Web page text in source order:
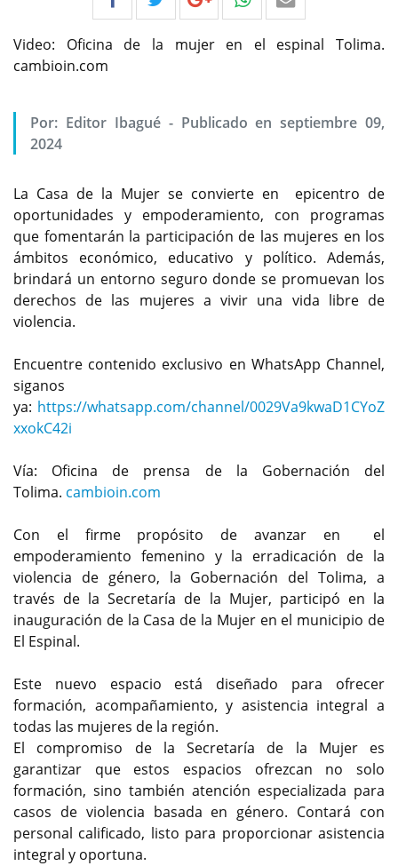
Video: Oficina de la mujer en el espinal Tolima.
cambioin.com
Por: Editor Ibagué- Publicado en septiembre 09,
2024
La Casa de la Mujer se convierte en epicentro de
oportunidades y empoderamiento, con programas
que fomentarán la participación de las mujeres en los
ámbitos económico, educativo y político. Además,
brindará un entorno seguro donde se promuevan los
derechos de las mujeres a vivir una vida libre de
violencia.
Encuentre contenido exclusivo en WhatsApp Channel,
siganos
ya: https://whatsapp.com/channel/0029Va9kwaD1CYoZ
xxokC42i
Vía: Oficina de prensa de la Gobernación del
Tolima. cambioin.com
Con el firme propósito de avanzar en el
empoderamiento femenino y la erradicación de la
violencia de género, la Gobernación del Tolima, a
través de la Secretaría de la Mujer, participó en la
inauguración de la Casa de la Mujer en el municipio de
El Espinal.
Este nuevo espacio está diseñado para ofrecer
formación, acompañamiento, y asistencia integral a
todas las mujeres de la región.
El compromiso de la Secretaría de la Mujer es
garantizar que estos espacios ofrezcan no solo
formación, sino también atención especializada para
casos de violencia basada en género. Contará con
personal calificado, listo para proporcionar asistencia
integral y oportuna.